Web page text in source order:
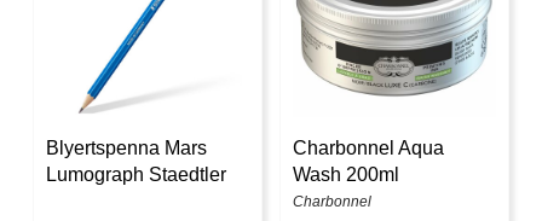
Blyertspenna Mars
Lumograph Staedtler
Charbonnel Aqua
Wash 200ml
Charbonnel